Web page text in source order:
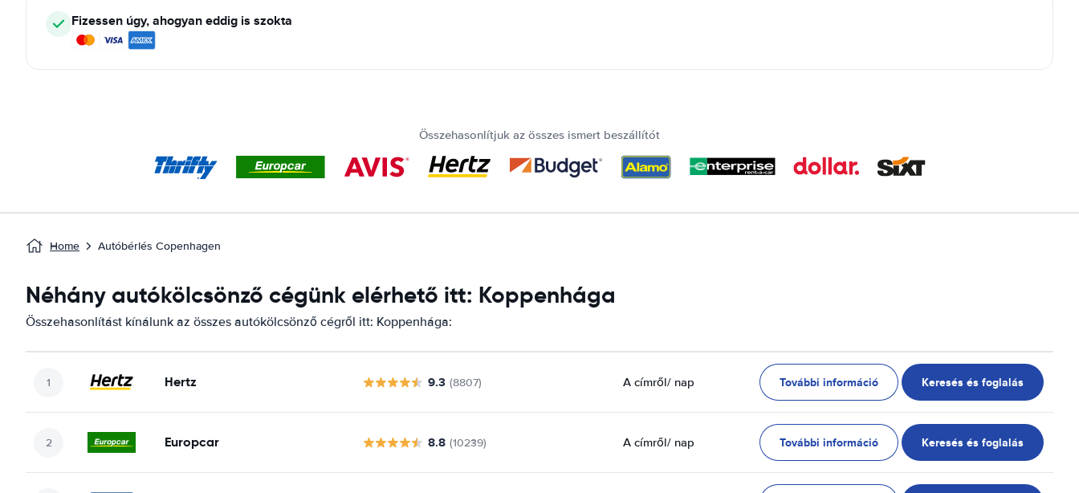
Fizessen úgy, ahogyan eddig is szokta
Összehasonlítjuk az összes ismert beszállítót
Home Autóbérlés Copenhagen
Néhány autókölcsönző cégünk elérhető itt: Koppenhága
Összehasonlítást kínálunk az összes autókölcsönző cégről itt: Koppenhága:
Hertz 9.3 (8807) A címről/ nap További információ Keresés és foglalás
Europcar 8.8 (10239) A címről/ nap További információ Keresés és foglalás